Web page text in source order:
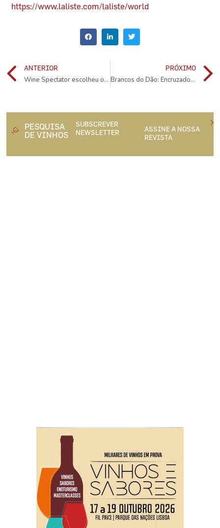
https://www.laliste.com/laliste/world
ANTERIOR
Wine Spectator escolheu os melhores vinhos do ano
PRÓXIMO
Brancos do Dão: Encruzado é a estrela
PESQUISA
DE VINHOS
SUBSCREVER
NEWSLETTER
ASSINE A NOSSA
REVISTA